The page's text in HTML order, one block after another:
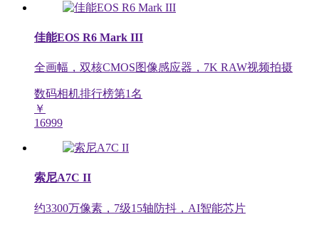
佳能EOS R6 Mark III
全画幅，双核CMOS图像感应器，7K RAW视频拍摄
数码相机排行榜第1名
￥
16999
索尼A7C II
约3300万像素，7级15轴防抖，AI智能芯片